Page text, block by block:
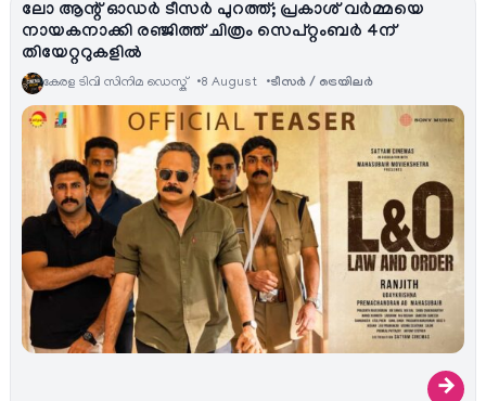
ലോ ആന്റ് ഓഡർ ടീസർ പുറത്ത്; പ്രകാശ് വർമ്മയെ
നായകനാക്കി രഞ്ജിത്ത് ചിത്രം സെപ്റ്റംബർ 4ന്
തിയേറ്ററുകളിൽ
കേരള ടിവി സിനിമ ഡെസ്ക് 8 August ടീസര്‍ / ട്രെയിലര്‍
→